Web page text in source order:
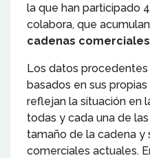
la que han participado
colabora, que
cadenas
Los datos procedentes
basados en sus
reflejan la situación en
todas y cada una de
tamaño de la cadena y
comerciales actuales.